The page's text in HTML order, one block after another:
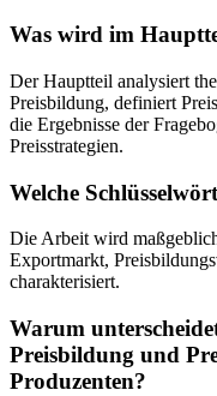
Was wird im
Der Hauptteil analysiert
Preisbildung, definiert
die Ergebnisse der
Preisstrategien.
Welche
Die Arbeit wird
Exportmarkt,
charakterisiert.
Warum
Preisbildung und
Produzenten?